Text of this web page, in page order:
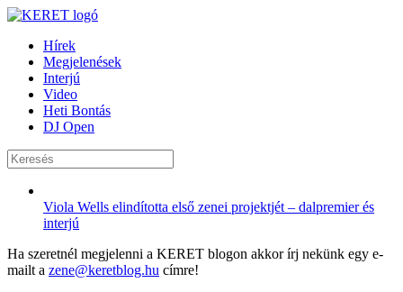
Hírek
Megjelenések
Interjú
Video
Heti Bontás
DJ Open
Viola Wells elindította első zenei projektjét – dalpremier és
interjú
Ha szeretnél megjelenni a KERET blogon akkor írj nekünk egy e-
mailt a zene@keretblog.hu címre!